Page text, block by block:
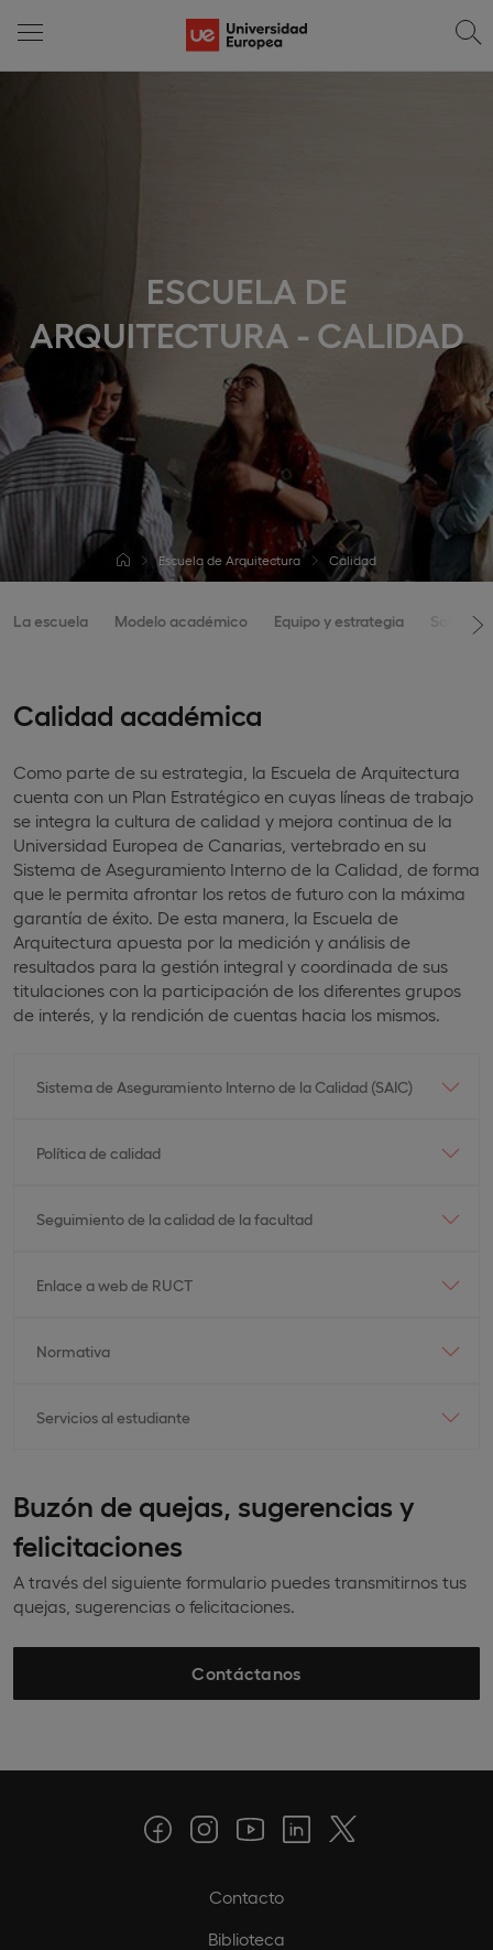
ESCUELA DE
ARQUITECTURA - CALIDAD
Escuela de Arquitectura Calidad
La escuela Modelo académico Equipo y estrategia
Calidad académica
Como parte de su estrategia, la Escuela de Arquitectura
cuenta con un Plan Estratégico en cuyas líneas de trabajo
se integra la cultura de calidad y mejora continua de la
Universidad Europea de Canarias, vertebrado en su
Sistema de Aseguramiento Interno de la Calidad, de forma
que le permita afrontar los retos de futuro con la máxima
garantía de éxito. De esta manera, la Escuela de
Arquitectura apuesta por la medición y análisis de
resultados para la gestión integral y coordinada de sus
titulaciones con la participación de los diferentes grupos
de interés, y la rendición de cuentas hacia los mismos.
Sistema de Aseguramiento Interno de la Calidad (SAIC)
Política de calidad
Seguimiento de la calidad de la facultad
Enlace a web de RUCT
Normativa
Servicios al estudiante
Buzón de quejas, sugerencias y
felicitaciones
A través del siguiente formulario puedes transmitirnos tus
quejas, sugerencias o felicitaciones.
Contáctanos
Contacto
Biblioteca